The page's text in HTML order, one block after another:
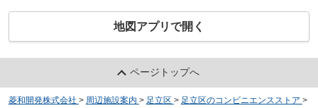
地図アプリで開く
ページトップへ
菱和開発株式会社 > 周辺施設案内 > 足立区 > 足立区のコンビニエンスストア >